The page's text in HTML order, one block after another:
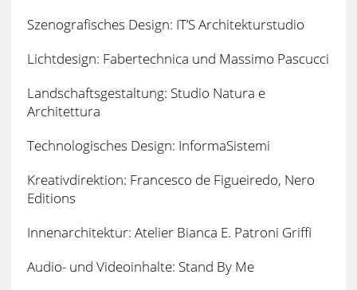
Szenografisches Design: IT’S Architekturstudio
Lichtdesign: Fabertechnica und Massimo Pascucci
Landschaftsgestaltung: Studio Natura e
Architettura
Technologisches Design: InformaSistemi
Kreativdirektion: Francesco de Figueiredo, Nero
Editions
Innenarchitektur: Atelier Bianca E. Patroni Griffi
Audio- und Videoinhalte: Stand By Me